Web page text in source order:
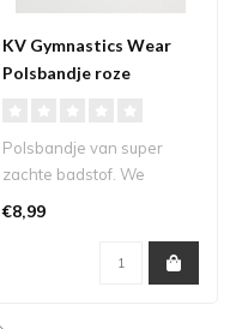
KV Gymnastics Wear
Polsbandje roze
Polsbandje van super
zachte badstof. We
€8,99